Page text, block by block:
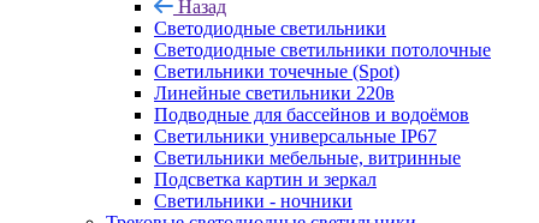
Назад
Светодиодные светильники
Светодиодные светильники потолочные
Светильники точечные (Spot)
Линейные светильники 220в
Подводные для бассейнов и водоёмов
Светильники универсальные IP67
Светильники мебельные, витринные
Подсветка картин и зеркал
Светильники - ночники